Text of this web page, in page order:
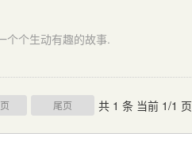
个个生动有趣的故事.
共 1 条 当前 1/1 页